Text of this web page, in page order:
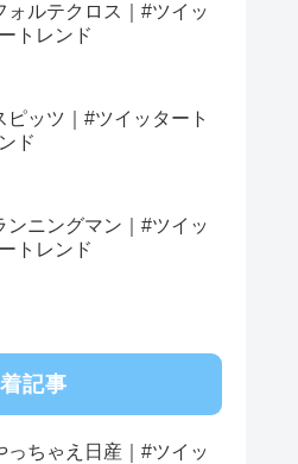
ォルテクロス｜#ツイッ
トレンド
ピッツ｜#ツイッタート
ド
ンニングマン｜#ツイッ
トレンド
記事
っちゃえ日産｜#ツイッ